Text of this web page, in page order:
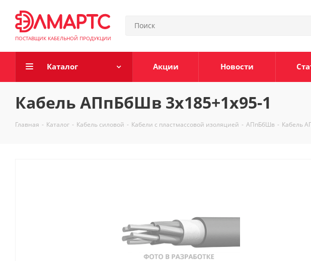
ПОСТАВЩИК КАБЕЛЬНОЙ ПРОДУКЦИИ
Каталог Акции Новости
Кабель АПпБбШв 3х185+1х95-1
Главная - Каталог - Кабель силовой - Кабели с пластмассовой изоляцией - АПпБбШв - Кабель